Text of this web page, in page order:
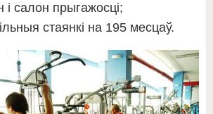
і салон прыгажосці;
стаянкі на 195 месцаў.